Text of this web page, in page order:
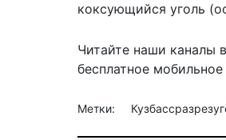
коксующийся уголь
Читайте наши каналы в
бесплатное мобильное
Метки: